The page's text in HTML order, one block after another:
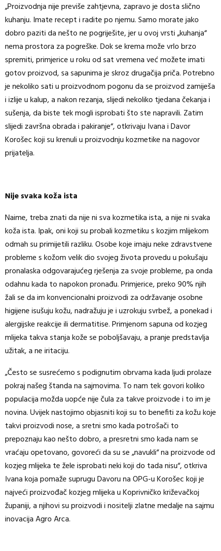
„Proizvodnja nije previše zahtjevna, zapravo je dosta slično
kuhanju. Imate recept i radite po njemu. Samo morate jako
dobro paziti da nešto ne pogriješite, jer u ovoj vrsti „kuhanja“
nema prostora za pogreške. Dok se krema može vrlo brzo
spremiti, primjerice u roku od sat vremena već možete imati
gotov proizvod, sa sapunima je skroz drugačija priča. Potrebno
je nekoliko sati u proizvodnom pogonu da se proizvod zamiješa
i izlije u kalup, a nakon rezanja, slijedi nekoliko tjedana čekanja i
sušenja, da biste tek mogli isprobati što ste napravili. Zatim
slijedi završna obrada i pakiranje“, otkrivaju Ivana i Davor
Korošec koji su krenuli u proizvodnju kozmetike na nagovor
prijatelja.
Nije svaka koža ista
Naime, treba znati da nije ni sva kozmetika ista, a nije ni svaka
koža ista. Ipak, oni koji su probali kozmetiku s kozjim mlijekom
odmah su primijetili razliku. Osobe koje imaju neke zdravstvene
probleme s kožom velik dio svojeg života provedu u pokušaju
pronalaska odgovarajućeg rješenja za svoje probleme, pa onda
odahnu kada to napokon pronađu. Primjerice, preko 90% njih
žali se da im konvencionalni proizvodi za održavanje osobne
higijene isušuju kožu, nadražuju je i uzrokuju svrbež, a ponekad i
alergijske reakcije ili dermatitise. Primjenom sapuna od kozjeg
mlijeka takva stanja kože se poboljšavaju, a pranje predstavlja
užitak, a ne iritaciju.
„Često se susrećemo s podignutim obrvama kada ljudi prolaze
pokraj našeg štanda na sajmovima. To nam tek govori koliko
populacija možda uopće nije čula za takve proizvode i to im je
novina. Uvijek nastojimo objasniti koji su to benefiti za kožu koje
takvi proizvodi nose, a sretni smo kada potrošači to
prepoznaju kao nešto dobro, a presretni smo kada nam se
vraćaju opetovano, govoreći da su se „navukli“ na proizvode od
kozjeg mlijeka te žele isprobati neki koji do tada nisu“, otkriva
Ivana koja pomaže suprugu Davoru na OPG-u Korošec koji je
najveći proizvođač kozjeg mlijeka u Koprivničko križevačkoj
županiji, a njihovi su proizvodi i nositelji zlatne medalje na sajmu
inovacija Agro Arca.